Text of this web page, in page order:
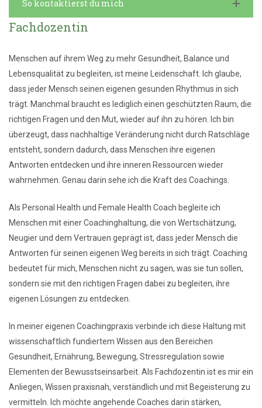
So kontaktierst du mich
Fachdozentin
Menschen auf ihrem Weg zu mehr Gesundheit, Balance und
Lebensqualität zu begleiten, ist meine Leidenschaft. Ich glaube,
dass jeder Mensch seinen eigenen gesunden Rhythmus in sich
trägt. Manchmal braucht es lediglich einen geschützten Raum, die
richtigen Fragen und den Mut, wieder auf ihn zu hören. Ich bin
überzeugt, dass nachhaltige Veränderung nicht durch Ratschläge
entsteht, sondern dadurch, dass Menschen ihre eigenen
Antworten entdecken und ihre inneren Ressourcen wieder
wahrnehmen. Genau darin sehe ich die Kraft des Coachings.
Als Personal Health und Female Health Coach begleite ich
Menschen mit einer Coachinghaltung, die von Wertschätzung,
Neugier und dem Vertrauen geprägt ist, dass jeder Mensch die
Antworten für seinen eigenen Weg bereits in sich trägt. Coaching
bedeutet für mich, Menschen nicht zu sagen, was sie tun sollen,
sondern sie mit den richtigen Fragen dabei zu begleiten, ihre
eigenen Lösungen zu entdecken.
In meiner eigenen Coachingpraxis verbinde ich diese Haltung mit
wissenschaftlich fundiertem Wissen aus den Bereichen
Gesundheit, Ernährung, Bewegung, Stressregulation sowie
Elementen der Bewusstseinsarbeit. Als Fachdozentin ist es mir ein
Anliegen, Wissen praxisnah, verständlich und mit Begeisterung zu
vermitteln. Ich möchte angehende Coaches darin stärken,